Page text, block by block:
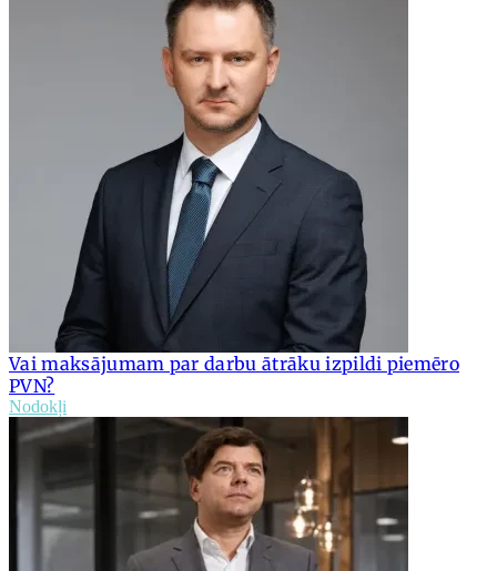
Vai maksājumam par darbu ātrāku izpildi piemēro
PVN?
Nodokļi